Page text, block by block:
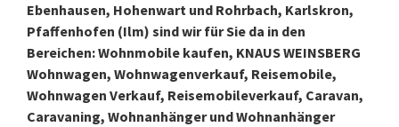
Ebenhausen, Hohenwart und Rohrbach, Karlskron,
Pfaffenhofen (Ilm) sind wir für Sie da in den
Bereichen: Wohnmobile kaufen, KNAUS WEINSBERG
Wohnwagen, Wohnwagenverkauf, Reisemobile,
Wohnwagen Verkauf, Reisemobileverkauf, Caravan,
Caravaning, Wohnanhänger und Wohnanhänger